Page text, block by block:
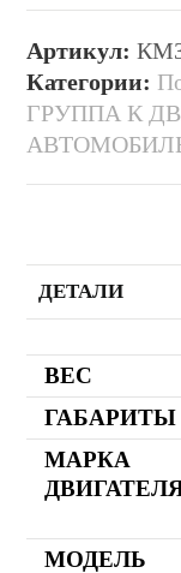
Артикул:
Категории:
ГРУППА К
ДЕТАЛИ
ВЕС
ГАБАРИТЫ
МАРКА
МОДЕЛЬ